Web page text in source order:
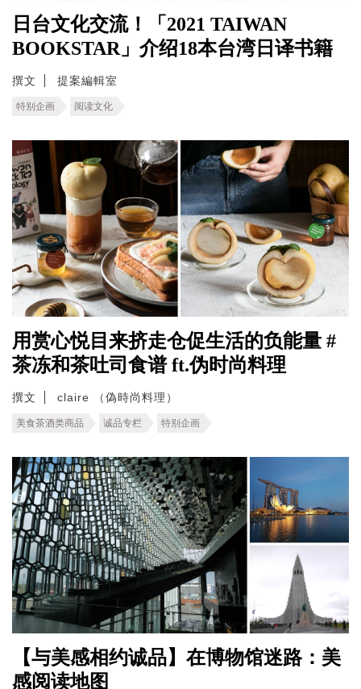
日台文化交流！「2021 TAIWAN
BOOKSTAR」介绍18本台湾日译书籍
撰文 提案編輯室
特别企画 阅读文化
用赏心悦目来挤走仓促生活的负能量 #
茶冻和茶吐司食谱 ft.伪时尚料理
撰文 claire （偽時尚料理）
美食茶酒类商品 诚品专栏 特别企画
【与美感相约诚品】在博物馆迷路：美
感阅读地图